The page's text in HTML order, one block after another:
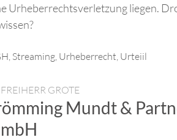
Urheberrechtsverletzung liegen.
Streaming Urheberrecht Urteiil
GROTE
Mundt &